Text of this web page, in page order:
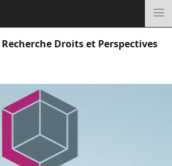
Droits et Perspectives